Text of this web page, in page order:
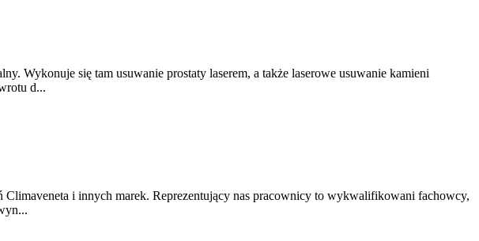
Wykonuje się tam usuwanie prostaty laserem, a także laserowe usuwanie kamieni
d...
Climaveneta i innych marek. Reprezentujący nas pracownicy to wykwalifikowani fachowcy,